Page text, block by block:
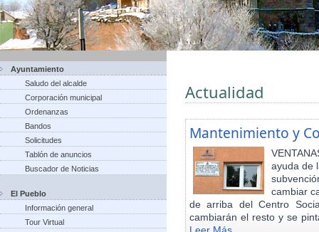
Ayuntamiento
Saludo del alcalde
Corporación municipal
Ordenanzas
Bandos
Solicitudes
Tablón de anuncios
Buscador de Noticias
El Pueblo
Información general
Tour Virtual
Actualidad
Mantenimiento y
ayuda de
cambiar
de arriba del Centro
cambiarán el resto y se